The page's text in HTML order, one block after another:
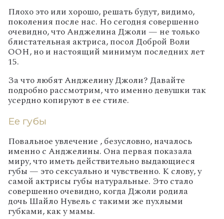
Плохо это или хорошо, решать будут, видимо,
поколения после нас. Но сегодня совершенно
очевидно, что Анджелина Джоли — не только
блистательная актриса, посол Доброй Воли
ООН, но и настоящий минимум последних лет
15.
За что любят Анджелину Джоли? Давайте
подробно рассмотрим, что именно девушки так
усердно копируют в ее стиле.
Ее губы
Повальное увлечение , безусловно, началось
именно с Анджелины. Она первая показала
миру, что иметь действительно выдающиеся
губы — это сексуально и чувственно. К слову, у
самой актрисы губы натуральные. Это стало
совершенно очевидно, когда Джоли родила
дочь Шайло Нувель с такими же пухлыми
губками, как у мамы.